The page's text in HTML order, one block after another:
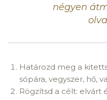
négyen
Határozd meg a
sópára, vegyszer, hő,
Rögzítsd a célt: elvárt